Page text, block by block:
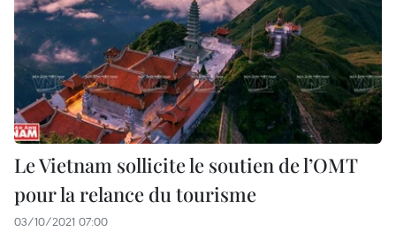
Le Vietnam sollicite le soutien de l’OMT
pour la relance du tourisme
03/10/2021 07:00